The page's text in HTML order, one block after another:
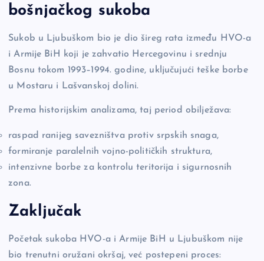
bošnjačkog sukoba
Sukob u Ljubuškom bio je dio šireg rata između HVO-a
i Armije BiH koji je zahvatio Hercegovinu i srednju
Bosnu tokom 1993–1994. godine, uključujući teške borbe
u Mostaru i Lašvanskoj dolini.
Prema historijskim analizama, taj period obilježava:
raspad ranijeg savezništva protiv srpskih snaga,
formiranje paralelnih vojno-političkih struktura,
intenzivne borbe za kontrolu teritorija i sigurnosnih
zona.
Zaključak
Početak sukoba HVO-a i Armije BiH u Ljubuškom nije
bio trenutni oružani okršaj, već postepeni proces: